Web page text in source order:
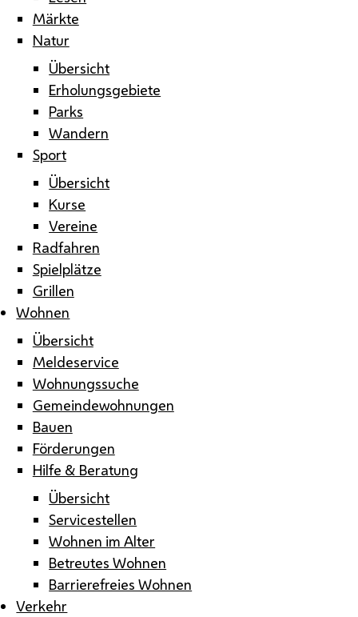
Märkte
Natur
Übersicht
Erholungsgebiete
Parks
Wandern
Sport
Übersicht
Kurse
Vereine
Radfahren
Spielplätze
Grillen
Wohnen
Übersicht
Meldeservice
Wohnungssuche
Gemeindewohnungen
Bauen
Förderungen
Hilfe & Beratung
Übersicht
Servicestellen
Wohnen im Alter
Betreutes Wohnen
Barrierefreies Wohnen
Verkehr